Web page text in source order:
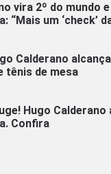
vira 2º do mundo
“Mais um ‘check’
Calderano
tênis de mesa
Hugo
Confira